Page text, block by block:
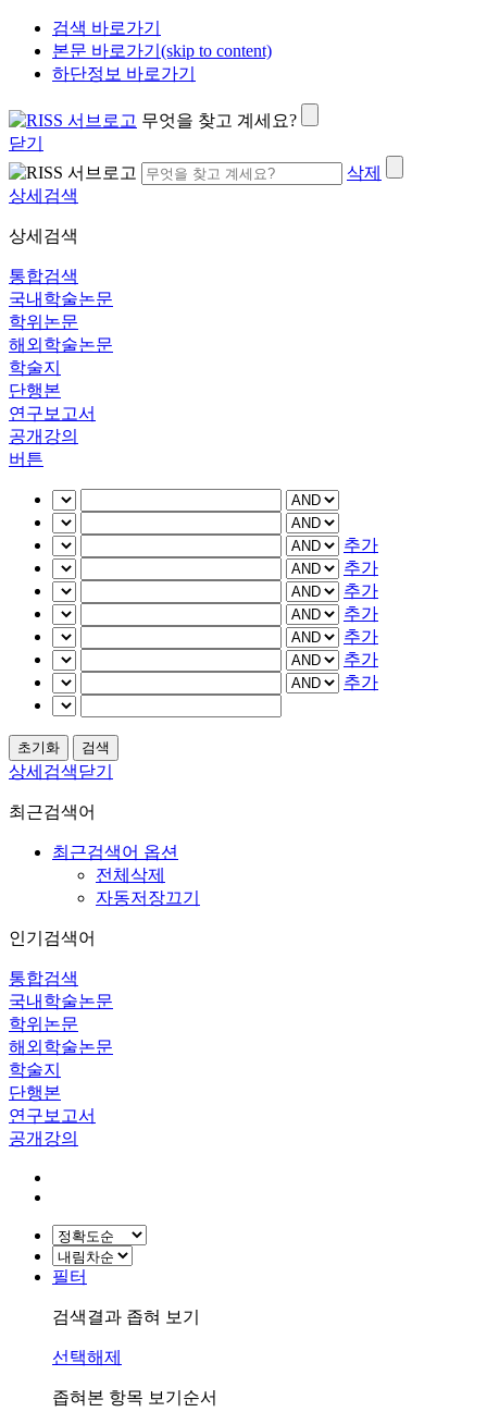
검색 바로가기
본문 바로가기(skip to content)
하단정보 바로가기
무엇을 찾고 계세요?
닫기
삭제
상세검색
상세검색
통합검색
국내학술논문
학위논문
해외학술논문
학술지
단행본
연구보고서
공개강의
버튼
추가
추가
추가
추가
추가
추가
추가
상세검색닫기
최근검색어
최근검색어 옵션
전체삭제
자동저장끄기
인기검색어
통합검색
국내학술논문
학위논문
해외학술논문
학술지
단행본
연구보고서
공개강의
필터
검색결과 좁혀 보기
선택해제
좁혀본 항목 보기순서